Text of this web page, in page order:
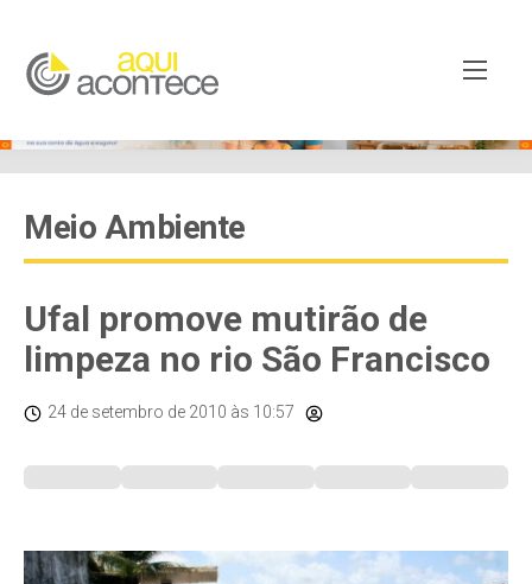
Meio Ambiente
Ufal promove mutirão de
limpeza no rio São Francisco
24 de setembro de 2010 às 10:57